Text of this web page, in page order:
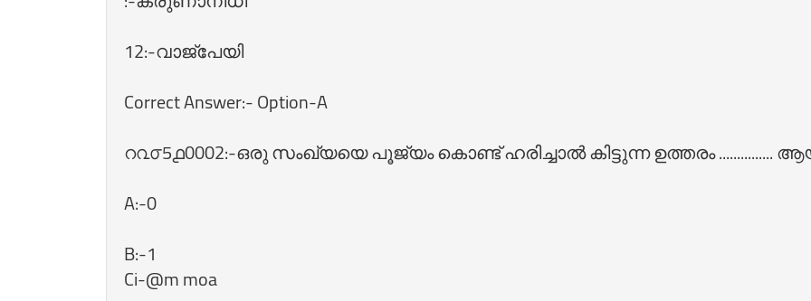
12:-വാജ്പേയി
Correct Answer:- Option-A
റ൨൦5൧0002:-ഒരു സംഖ്യയെ പൂജ്യം കൊണ്ട്‌ ഹരിച്ചാല്‍ കിട്ടുന്ന ഉത്തരം ...............
A:-0
B:-1
Ci-@m moa